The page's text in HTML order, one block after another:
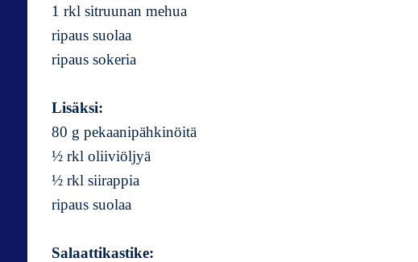
1 rkl sitruunan mehua
ripaus suolaa
ripaus sokeria
Lisäksi:
80 g pekaanipähkinöitä
½ rkl oliiviöljyä
½ rkl siirappia
ripaus suolaa
Salaattikastike: